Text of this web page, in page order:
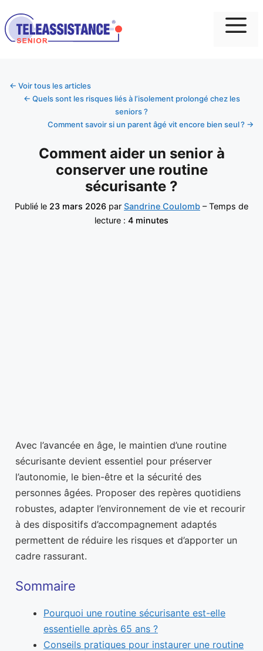
← Voir tous les articles
← Quels sont les risques liés à l’isolement prolongé chez les
seniors ?
Comment savoir si un parent âgé vit encore bien seul ? →
Comment aider un senior à
conserver une routine
sécurisante ?
Publié le 23 mars 2026 par Sandrine Coulomb – Temps de
lecture : 4 minutes
Avec l’avancée en âge, le maintien d’une routine
sécurisante devient essentiel pour préserver
l’autonomie, le bien-être et la sécurité des
personnes âgées. Proposer des repères quotidiens
robustes, adapter l’environnement de vie et recourir
à des dispositifs d’accompagnement adaptés
permettent de réduire les risques et d’apporter un
cadre rassurant.
Sommaire
Pourquoi une routine sécurisante est-elle
essentielle après 65 ans ?
Conseils pratiques pour instaurer une routine